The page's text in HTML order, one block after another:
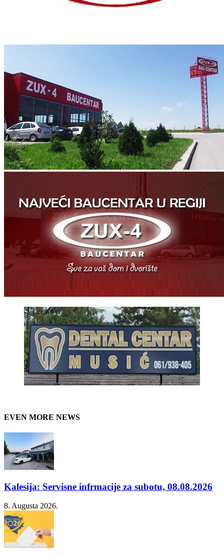
EVEN MORE NEWS
Kalesija: Servisne infrmacije za subotu, 08.08.2026
8. Augusta 2026.